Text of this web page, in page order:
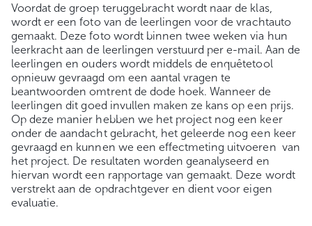
Voordat de groep teruggebracht wordt naar de klas,
wordt er een foto van de leerlingen voor de vrachtauto
gemaakt. Deze foto wordt binnen twee weken via hun
leerkracht aan de leerlingen verstuurd per e-mail. Aan de
leerlingen en ouders wordt middels de enquêtetool
opnieuw gevraagd om een aantal vragen te
beantwoorden omtrent de dode hoek. Wanneer de
leerlingen dit goed invullen maken ze kans op een prijs.
Op deze manier hebben we het project nog een keer
onder de aandacht gebracht, het geleerde nog een keer
gevraagd en kunnen we een effectmeting uitvoeren van
het project. De resultaten worden geanalyseerd en
hiervan wordt een rapportage van gemaakt. Deze wordt
verstrekt aan de opdrachtgever en dient voor eigen
evaluatie.